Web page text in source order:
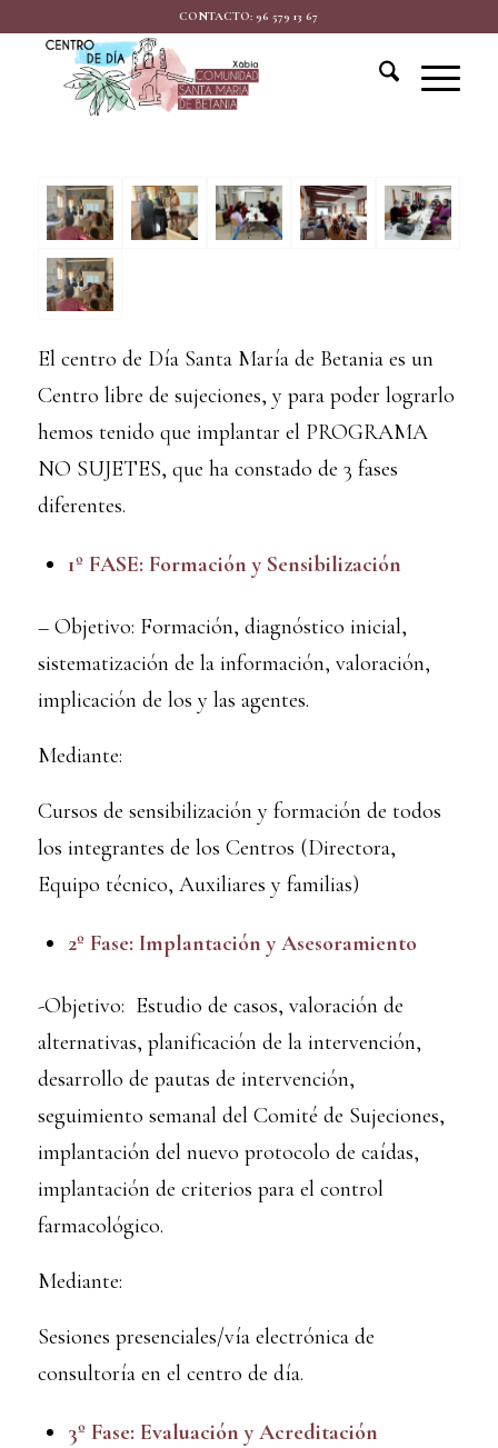
CONTACTO: 96 579 13 67
El centro de Día Santa María de Betania es un
Centro libre de sujeciones, y para poder lograrlo
hemos tenido que implantar el PROGRAMA
NO SUJETES, que ha constado de 3 fases
diferentes.
1º FASE: Formación y Sensibilización
– Objetivo: Formación, diagnóstico inicial,
sistematización de la información, valoración,
implicación de los y las agentes.
Mediante:
Cursos de sensibilización y formación de todos
los integrantes de los Centros (Directora,
Equipo técnico, Auxiliares y familias)
2º Fase: Implantación y Asesoramiento
-Objetivo: Estudio de casos, valoración de
alternativas, planificación de la intervención,
desarrollo de pautas de intervención,
seguimiento semanal del Comité de Sujeciones,
implantación del nuevo protocolo de caídas,
implantación de criterios para el control
farmacológico.
Mediante:
Sesiones presenciales/vía electrónica de
consultoría en el centro de día.
3º Fase: Evaluación y Acreditación